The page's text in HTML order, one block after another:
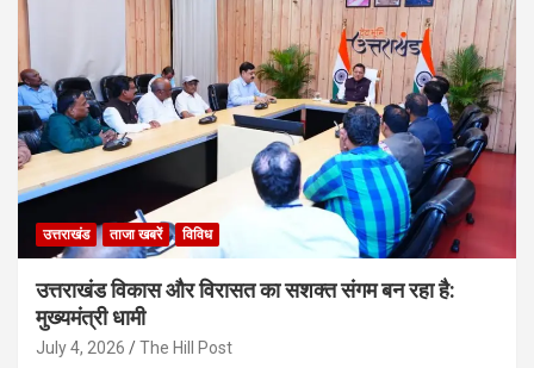
उत्तराखंड ताजा खबरें विविध
उत्तराखंड विकास और विरासत का सशक्त संगम बन रहा है:
मुख्यमंत्री धामी
July 4, 2026 The Hill Post